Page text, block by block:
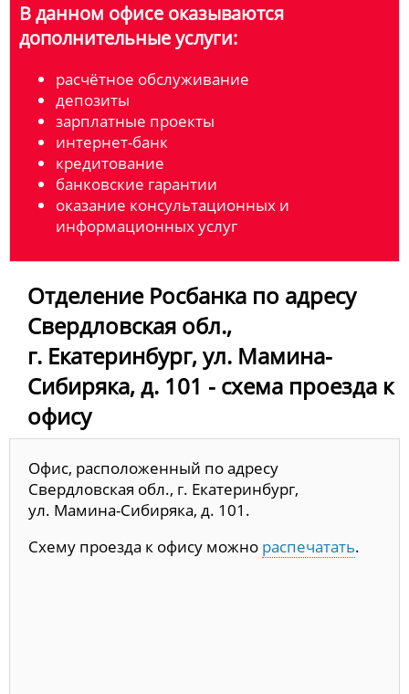
В данном офисе оказываются
дополнительные услуги:
расчётное обслуживание
депозиты
зарплатные проекты
интернет-банк
кредитование
банковские гарантии
оказание консультационных и
информационных услуг
Отделение Росбанка по адресу
Свердловская обл.,
г. Екатеринбург, ул. Мамина-
Сибиряка, д. 101 - схема проезда к
офису
Офис, расположенный по адресу
Свердловская обл., г. Екатеринбург,
ул. Мамина-Сибиряка, д. 101.
Схему проезда к офису можно распечатать.